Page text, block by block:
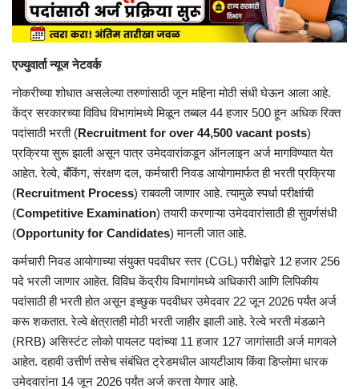
एज्युवार्ता न्यूज नेटवर्क
नोकरीच्या शोधात असलेल्या तरुणांसाठी जून महिना मोठी संधी घेऊन आला आहे.
केंद्र सरकारच्या विविध विभागांमध्ये मिळून तब्बल 44 हजार 500 हून अधिक रिक्त
पदांसाठी भरती (Recruitment for over 44,500 vacant posts)
प्रक्रिया सुरू झाली असून पात्र उमेदवारांकडून ऑनलाइन अर्ज मागविण्यात येत
आहेत. रेल्वे, बँकिंग, संरक्षण दल, कर्मचारी निवड आयोगामार्फत ही भरती प्रक्रिया
(Recruitment Process) राबवली जाणार आहे. त्यामुळे स्पर्धा परीक्षांची
(Competitive Examination) तयारी करणाऱ्या उमेदवारांसाठी ही सुवर्णसंधी
(Opportunity for Candidates) मानली जात आहे.
कर्मचारी निवड आयोगाच्या संयुक्त पदवीधर स्तर (CGL) परीक्षेद्वारे 12 हजार 256
पदे भरली जाणार आहेत. विविध केंद्रीय विभागांमध्ये अधिकारी आणि लिपिकीय
पदांसाठी ही भरती होत असून इच्छुक पदवीधर उमेदवार 22 जून 2026 पर्यंत अर्ज
करू शकतात. रेल्वे क्षेत्रातही मोठी भरती जाहीर झाली आहे. रेल्वे भरती मंडळाने
(RRB) असिस्टंट लोको पायलट पदांच्या 11 हजार 127 जागांसाठी अर्ज मागवले
आहेत. दहावी उत्तीर्ण तसेच संबंधित ट्रेडमधील आयटीआय किंवा डिप्लोमा धारक
उमेदवारांना 14 जून 2026 पर्यंत अर्ज करता येणार आहे.